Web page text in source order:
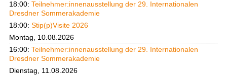
18:00: Teilnehmer:innenausstellung der 29. Internationalen
Dresdner Sommerakademie
18:00: Stip(p)Visite 2026
Montag, 10.08.2026
16:00: Teilnehmer:innenausstellung der 29. Internationalen
Dresdner Sommerakademie
Dienstag, 11.08.2026